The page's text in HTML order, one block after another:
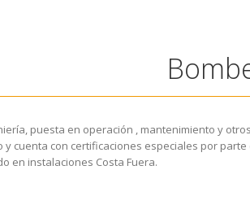
puesta en operación , mantenimiento y otros
cuenta con certificaciones especiales por parte
en instalaciones Costa Fuera.